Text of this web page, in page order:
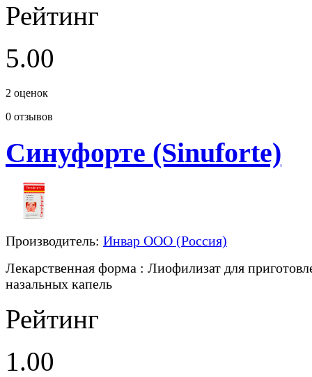
Рейтинг
5.00
2 оценок
0 отзывов
Синуфорте (Sinuforte)
Производитель: Инвар ООО (Россия)
Лекарственная форма : Лиофилизат для
назальных капель
Рейтинг
1.00